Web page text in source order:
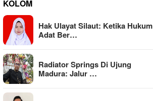
KOLOM
Hak Ulayat Silaut: Ketika Hukum
Adat Ber…
Radiator Springs Di Ujung
Madura: Jalur …